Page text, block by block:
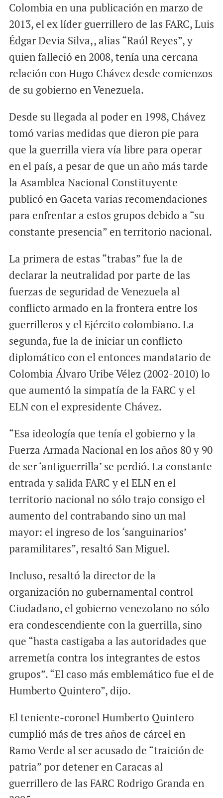
Colombia en una publicación en marzo de
2013, el ex líder guerrillero de las FARC, Luis
Édgar Devia Silva,, alias “Raúl Reyes”, y
quien falleció en 2008, tenía una cercana
relación con Hugo Chávez desde comienzos
de su gobierno en Venezuela.
Desde su llegada al poder en 1998, Chávez
tomó varias medidas que dieron pie para
que la guerrilla viera vía libre para operar
en el país, a pesar de que un año más tarde
la Asamblea Nacional Constituyente
publicó en Gaceta varias recomendaciones
para enfrentar a estos grupos debido a “su
constante presencia” en territorio nacional.
La primera de estas “trabas” fue la de
declarar la neutralidad por parte de las
fuerzas de seguridad de Venezuela al
conflicto armado en la frontera entre los
guerrilleros y el Ejército colombiano. La
segunda, fue la de iniciar un conflicto
diplomático con el entonces mandatario de
Colombia Álvaro Uribe Vélez (2002-2010) lo
que aumentó la simpatía de la FARC y el
ELN con el expresidente Chávez.
“Esa ideología que tenía el gobierno y la
Fuerza Armada Nacional en los años 80 y 90
de ser ‘antiguerrilla’ se perdió. La constante
entrada y salida FARC y el ELN en el
territorio nacional no sólo trajo consigo el
aumento del contrabando sino un mal
mayor: el ingreso de los ‘sanguinarios’
paramilitares”, resaltó San Miguel.
Incluso, resaltó la director de la
organización no gubernamental control
Ciudadano, el gobierno venezolano no sólo
era condescendiente con la guerrilla, sino
que “hasta castigaba a las autoridades que
arremetía contra los integrantes de estos
grupos”. “El caso más emblemático fue el de
Humberto Quintero”, dijo.
El teniente-coronel Humberto Quintero
cumplió más de tres años de cárcel en
Ramo Verde al ser acusado de “traición de
patria” por detener en Caracas al
guerrillero de las FARC Rodrigo Granda en